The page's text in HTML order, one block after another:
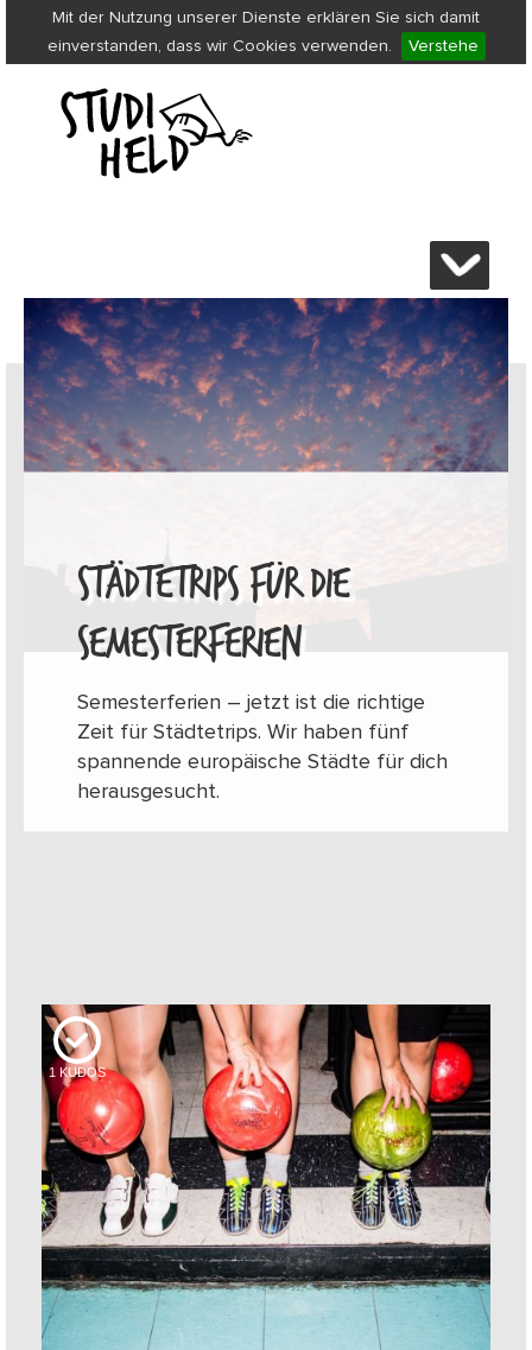
Mit der Nutzung unserer Dienste erklären Sie sich damit
einverstanden, dass wir Cookies verwenden.
Verstehe
STÄDTETRIPS FÜR DIE
SEMESTERFERIEN
Semesterferien – jetzt ist die richtige
Zeit für Städtetrips. Wir haben fünf
spannende europäische Städte für dich
herausgesucht.
1 KUDOS